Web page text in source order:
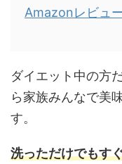
Amazonレビュ
ダイエット中の方
ら家族みんなで美
す。
洗っただけでもす